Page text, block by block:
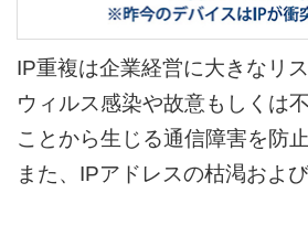
IP重複は企業経営に大きなリ
ウィルス感染や故意もしくは
ことから生じる通信障害を防
また、IPアドレスの枯渇およ